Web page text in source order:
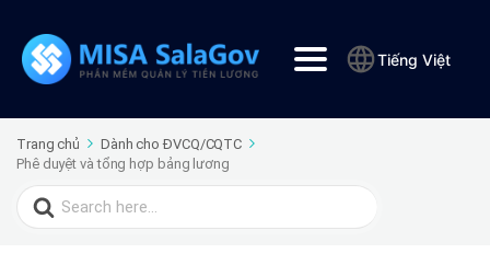
Tiếng Việt
Trang chủ
Dành cho ĐVCQ/CQTC
Phê duyệt và tổng hợp bảng lương
Search
for: